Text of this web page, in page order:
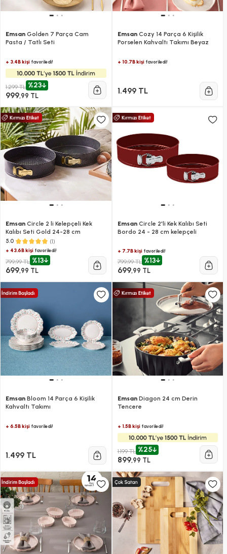
Emsan Golden 7 Parça Cam
Pasta / Tatlı Seti
+ 3.4B kişi favoriledi!
1.299 TL %23
999,99 TL
EmsanCozy 14 Parça 6 Kişilik
Porselen Kahvaltı Takımı Beyaz
+ 10.7B kişifavoriledi!
1.499 TL
Emsan Circle 2 li Kelepçeli Kek
Kalıbı Seti Gold 24-28 cm
5.0 (1)
+ 43.6B kişi favoriledi!
799,99 TL %13
699,99 TL
EmsanCircle 2'li Kek Kalıbı Seti
Bordo 24 - 28 cm kelepçeli
+ 7.7B kişifavoriledi!
799,99 TL %13
699,99 TL
Emsan Bloom 14 Parça 6 Kişilik
Kahvaltı Takımı
+ 6.5B kişi favoriledi!
1.499 TL
EmsanDiagon 24 cm Derin
Tencere
+ 1.5B kişifavoriledi!
1.199 TL %25
899,99 TL